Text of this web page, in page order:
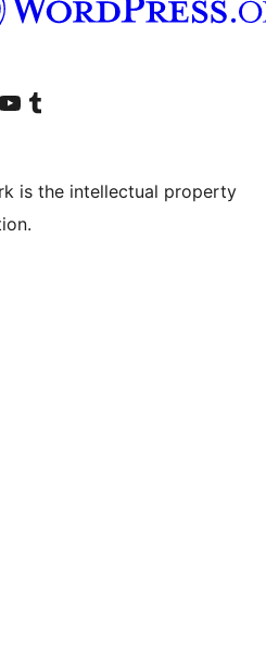
Instagram
de LinkedIn
de TikTok
Visita nuestro canal de YouTube
Visita nuestra cuenta de Tumblr
is the intellectual property